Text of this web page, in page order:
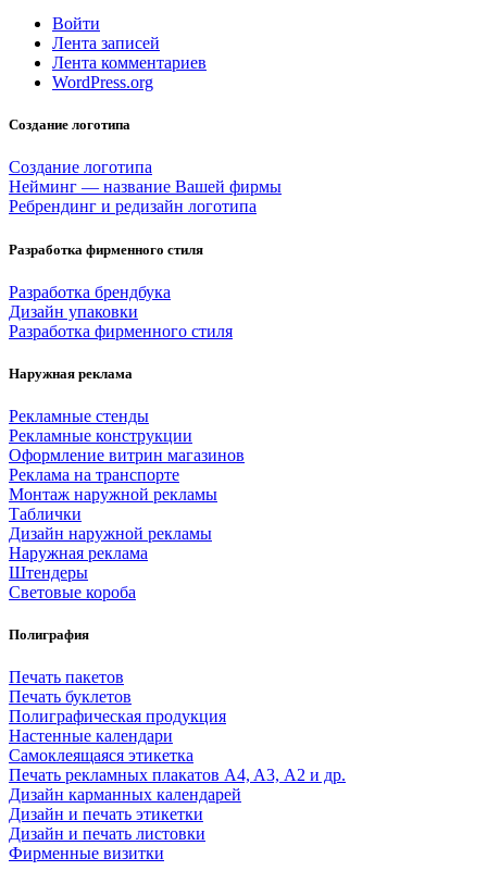
Войти
Лента записей
Лента комментариев
WordPress.org
Создание логотипа
Создание логотипа
Нейминг — название Вашей фирмы
Ребрендинг и редизайн логотипа
Разработка фирменного стиля
Разработка брендбука
Дизайн упаковки
Разработка фирменного стиля
Наружная реклама
Рекламные стенды
Рекламные конструкции
Оформление витрин магазинов
Реклама на транспорте
Монтаж наружной рекламы
Таблички
Дизайн наружной рекламы
Наружная реклама
Штендеры
Световые короба
Полиграфия
Печать пакетов
Печать буклетов
Полиграфическая продукция
Настенные календари
Самоклеящаяся этикетка
Печать рекламных плакатов A4, A3, А2 и др.
Дизайн карманных календарей
Дизайн и печать этикетки
Дизайн и печать листовки
Фирменные визитки